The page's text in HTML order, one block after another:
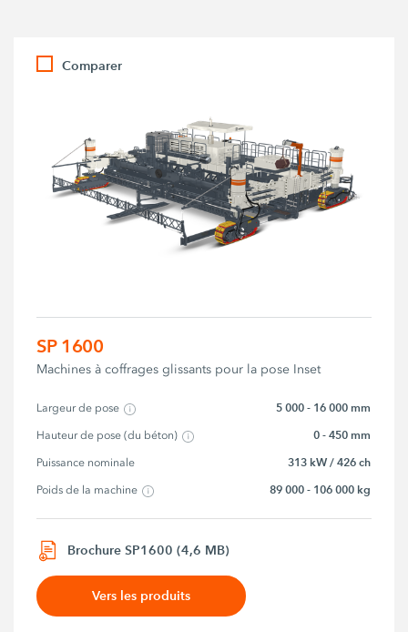
Comparer
SP 1600
Machines à coffrages glissants pour la pose Inset
Largeur de pose 5 000 - 16 000 mm
Hauteur de pose (du béton) 0 - 450 mm
Puissance nominale 313 kW / 426 ch
Poids de la machine 89 000 - 106 000 kg
Brochure SP1600 (4,6 MB)
Vers les produits